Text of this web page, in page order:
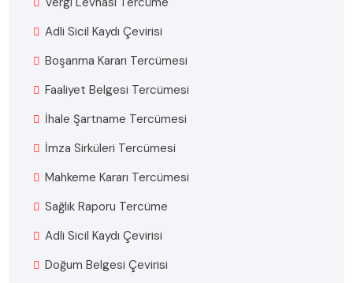
Adli Sicil Kaydı Çevirisi
Boşanma Kararı Tercümesi
Faaliyet Belgesi Tercümesi
İhale Şartname Tercümesi
İmza Sirküleri Tercümesi
Mahkeme Kararı Tercümesi
Sağlık Raporu Tercüme
Adli Sicil Kaydı Çevirisi
Doğum Belgesi Çevirisi